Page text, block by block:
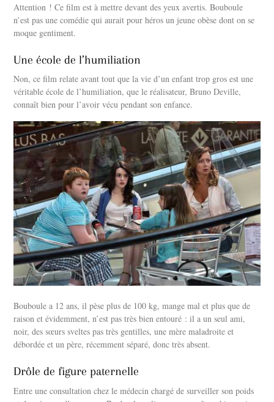
Attention ! Ce film est à mettre devant des yeux avertis. Bouboule
n’est pas une comédie qui aurait pour héros un jeune obèse dont on se
moque gentiment.
Une école de l’humiliation
Non, ce film relate avant tout que la vie d’un enfant trop gros est une
véritable école de l’humiliation, que le réalisateur, Bruno Deville,
connaît bien pour l’avoir vécu pendant son enfance.
Bouboule a 12 ans, il pèse plus de 100 kg, mange mal et plus que de
raison et évidemment, n’est pas très bien entouré : il a un seul ami,
noir, des sœurs sveltes pas très gentilles, une mère maladroite et
débordée et un père, récemment séparé, donc très absent.
Drôle de figure paternelle
Entre une consultation chez le médecin chargé de surveiller son poids